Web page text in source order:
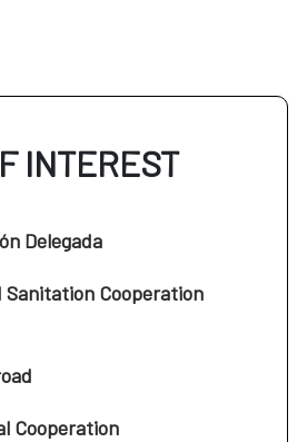
INTEREST
Delegada
Sanitation Cooperation
Cooperation